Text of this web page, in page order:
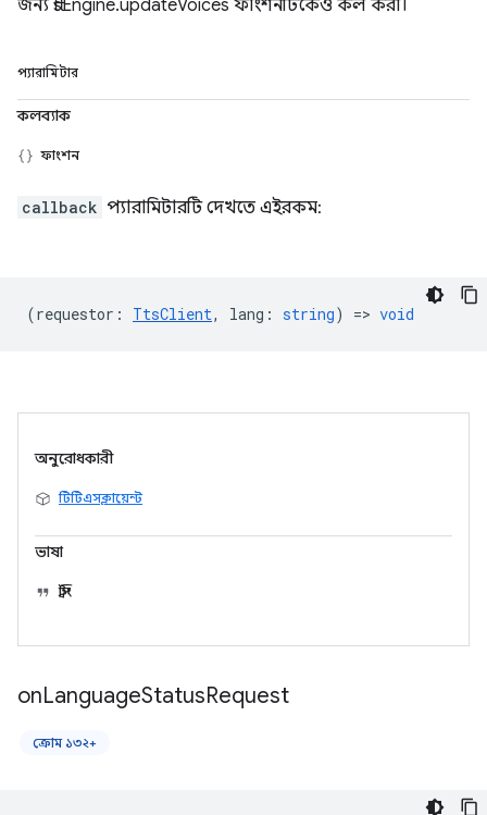
জন্য ttsEngine.updateVoices ফাংশনটিকেও কল করা।
প্যারামিটার
কলব্যাক
ফাংশন
callback প্যারামিটারটি দেখতে এইরকম:
(requestor : TtsClient, lang : string) => void
অনুরোধকারী
টিটিএসক্লায়েন্ট
ভাষা
স্ট্রিং
onLanguageStatusRequest
ক্রোম ১৩২+